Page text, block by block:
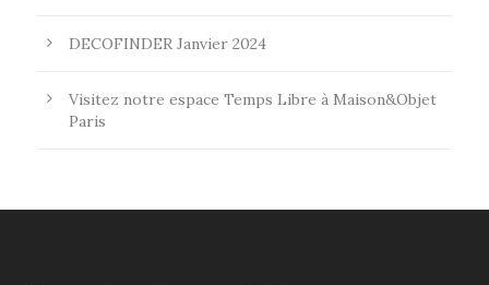
DECOFINDER Janvier 2024
Visitez notre espace Temps Libre à Maison&Objet
Paris